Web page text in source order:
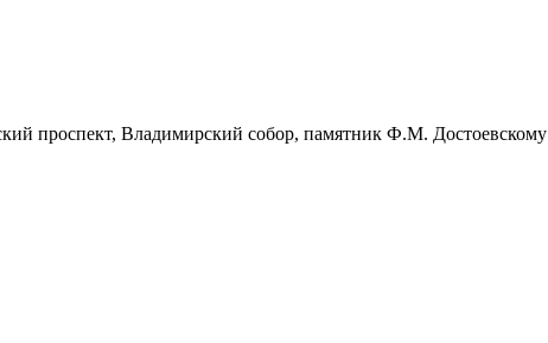
проспект, Владимирский собор, памятник Ф.М. Достоевскому